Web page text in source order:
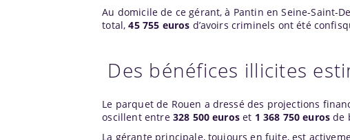
Au domicile de ce gérant, à Pantin en Seine-Saint-
total,45 755 euros d’avoirs criminels ont été
Des bénéfices illicites
Le parquet de Rouen a dressé des projections
oscillent entre 328 500 euroset 1 368 750 euros de
La gérante principale, toujours en fuite, est